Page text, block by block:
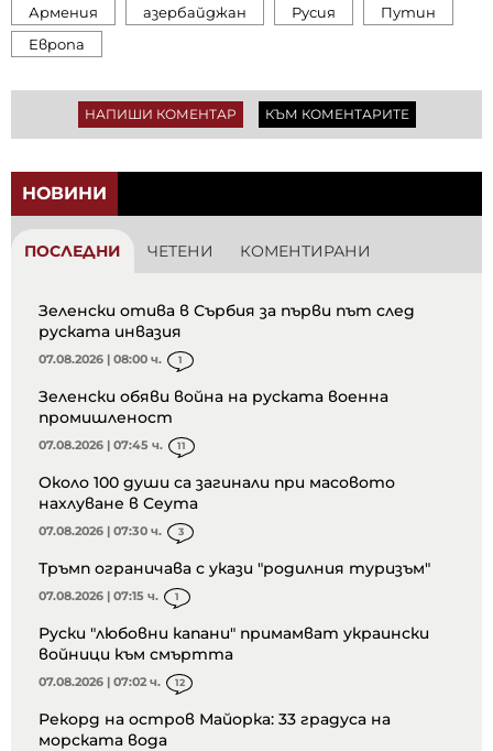
Армения азербайджан Русия
Путин
Европа
НАПИШИ КОМЕНТАР КЪМ КОМЕНТАРИТЕ
НОВИНИ
ПОСЛЕДНИ ЧЕТЕНИ КОМЕНТИРАНИ
Зеленски отива в Сърбия за първи път след
руската инвазия
07.08.2026 | 08:00 ч. 1
Зеленски обяви война на руската военна
промишленост
07.08.2026 | 07:45 ч. 11
Около 100 души са загинали при масовото
нахлуване в Сеута
07.08.2026 | 07:30 ч. 3
Тръмп ограничава с укази "родилния туризъм"
07.08.2026 | 07:15 ч. 1
Руски "любовни капани" примамват украински
войници към смъртта
07.08.2026 | 07:02 ч. 12
Рекорд на остров Майорка: 33 градуса на
морската вода